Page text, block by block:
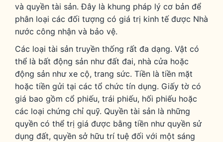
và quyền tài sản. Đây là khung pháp lý cơ bản để
phân loại các đối tượng có giá trị kinh tế được Nhà
nước công nhận và bảo vệ.
Các loại tài sản truyền thống rất đa dạng. Vật có
thể là bất động sản như đất đai, nhà cửa hoặc
động sản như xe cộ, trang sức. Tiền là tiền mặt
hoặc tiền gửi tại các tổ chức tín dụng. Giấy tờ có
giá bao gồm cổ phiếu, trái phiếu, hối phiếu hoặc
các loại chứng chỉ quỹ. Quyền tài sản là những
quyền có thể trị giá được bằng tiền như quyền sử
dụng đất, quyền sở hữu trí tuệ đối với một sáng